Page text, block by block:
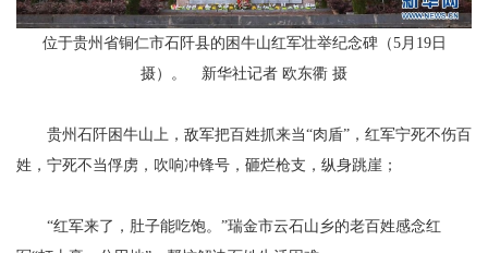
位于贵州省铜仁市石阡县的困牛山红军壮举纪念碑（5月19日
摄）。 新华社记者 欧东衢 摄
贵州石阡困牛山上，敌军把百姓抓来当“肉盾”，红军宁死不伤百
姓，宁死不当俘虏，吹响冲锋号，砸烂枪支，纵身跳崖；
“红军来了，肚子能吃饱。”瑞金市云石山乡的老百姓感念红